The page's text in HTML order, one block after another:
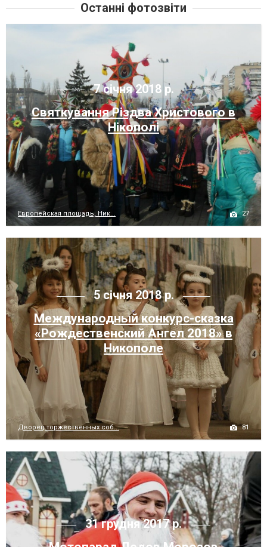
Останні фотозвіти
7 січня 2018 р.
Святкування Різдва Христового в
Нікополі
Европейская площадь, Ник... 27
5 січня 2018 р.
Международный конкурс-сказка
«Рождественский Ангел 2018» в
Никополе
Дворец торжественных соб... 81
31 грудня 2017 р.